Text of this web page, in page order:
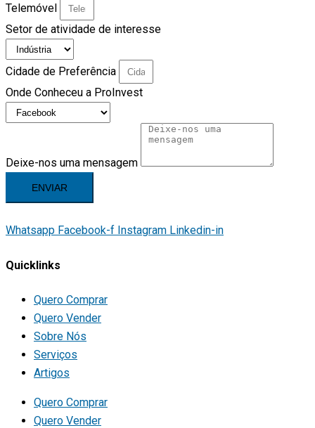
Telemóvel
Setor de atividade de interesse
Cidade de Preferência
Onde Conheceu a ProInvest
Deixe-nos uma mensagem
ENVIAR
Whatsapp Facebook-f Instagram Linkedin-in
Quicklinks
Quero Comprar
Quero Vender
Sobre Nós
Serviços
Artigos
Quero Comprar
Quero Vender